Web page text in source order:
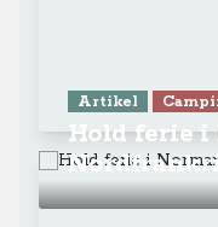
Artikel
Hold ferie i